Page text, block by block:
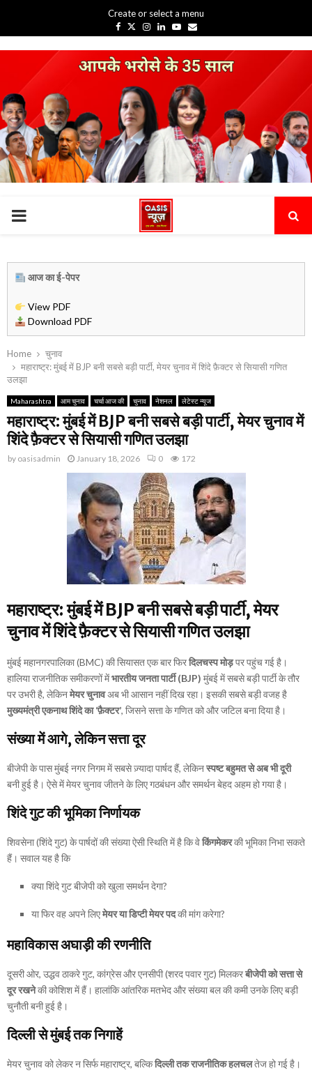
Create or select a menu
Facebook
TwitterInstagram
Linkedin
Youtube
Email
PRIMARY
Home
चुनाव
महाराष्ट्र: मुंबई में BJP बनी सबसे बड़ी पार्टी, मेयर चुनाव में शिंदे फ़ैक्टर से सियासी गणित
उलझा
Maharashtra आम चुनाव चर्चा आज की चुनाव नेशनल लेटेस्ट न्यूज
महाराष्ट्र: मुंबई में BJP बनी सबसे बड़ी पार्टी, मेयर चुनाव में
शिंदे फ़ैक्टर से सियासी गणित उलझा
by oasisadmin January 18, 2026 0 172
महाराष्ट्र: मुंबई में BJP बनी सबसे बड़ी पार्टी, मेयर
चुनाव में शिंदे फ़ैक्टर से सियासी गणित उलझा
मुंबई महानगरपालिका (BMC) की सियासत एक बार फिरदिलचस्प मोड़पर पहुंच गई है।
हालिया राजनीतिक समीकरणों मेंभारतीय जनता पार्टी (BJP) मुंबई में सबसे बड़ी पार्टी के तौर
पर उभरी है, लेकिनमेयर चुनावअब भी आसान नहीं दिख रहा। इसकी सबसे बड़ी वजह है
मुख्यमंत्री एकनाथ शिंदे का ‘फ़ैक्टर’, जिसने सत्ता के गणित को और जटिल बना दिया है।
संख्या में आगे, लेकिन सत्ता दूर
बीजेपी के पास मुंबई नगर निगम में सबसे ज़्यादा पार्षद हैं, लेकिनस्पष्ट बहुमत से अब भी दूरी
बनी हुई है। ऐसे में मेयर चुनाव जीतने के लिए गठबंधन और समर्थन बेहद अहम हो गया है।
शिंदे गुट की भूमिका निर्णायक
शिवसेना (शिंदे गुट) के पार्षदों की संख्या ऐसी स्थिति में है कि वेकिंगमेकरकी भूमिका निभा सकते
हैं। सवाल यह है कि
क्या शिंदे गुट बीजेपी को खुला समर्थन देगा?
या फिर वह अपने लिएमेयर या डिप्टी मेयर पदकी मांग करेगा?
महाविकास अघाड़ी की रणनीति
दूसरी ओर, उद्धव ठाकरे गुट, कांग्रेस और एनसीपी (शरद पवार गुट) मिलकरबीजेपी को सत्ता से
दूर रखनेकी कोशिश में हैं। हालांकि आंतरिक मतभेद और संख्या बल की कमी उनके लिए बड़ी
चुनौती बनी हुई है।
दिल्ली से मुंबई तक निगाहें
मेयर चुनाव को लेकर न सिर्फ महाराष्ट्र, बल्किदिल्ली तक राजनीतिक हलचलतेज हो गई है।
आज का ई-पेपर
View PDF
Download PDF